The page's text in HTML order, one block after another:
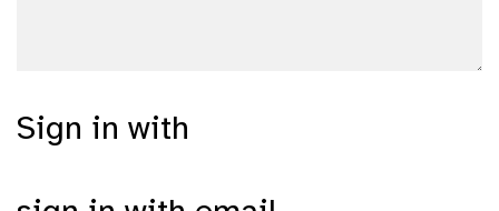
Sign in with